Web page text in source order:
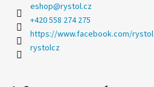
t
?
eshop@rystol.cz
+420 558 274 275
https://www.facebook.com/rystol
rystolcz